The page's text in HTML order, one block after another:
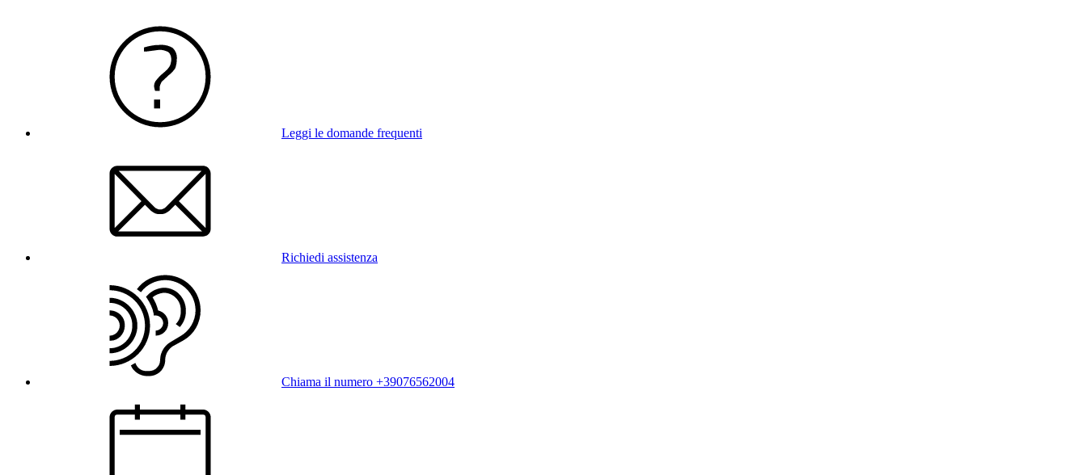
Leggi le domande frequenti
Richiedi assistenza
Chiama il numero +39076562004